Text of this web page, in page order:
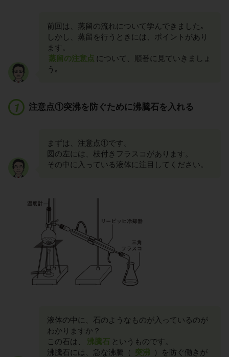
前回は、蒸留の流れについて学んできました｡
しかし、蒸留を行うときには、ポイントがあり
ます。
蒸留の注意点 について、順番に見ていきましょ
う｡
注意点①突沸を防ぐために沸騰石を入れる
まずは、注意点①です。
図の左には、枝付きフラスコがあります。
その中に入っている液体に注目してください。
液体の中に、石のようなものが入っているのが
わかりますか？
この石は、
沸騰石 というものです。
沸騰石には、急な沸騰（
突沸 ）を防ぐ働きが